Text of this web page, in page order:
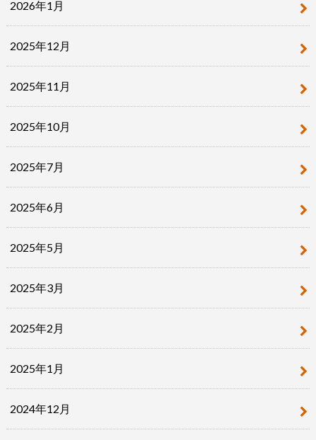
2026年1月
2025年12月
2025年11月
2025年10月
2025年7月
2025年6月
2025年5月
2025年3月
2025年2月
2025年1月
2024年12月